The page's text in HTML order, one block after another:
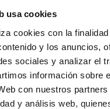
usa cookies
cookies con la
y los anuncios,
sociales y analizar el
información sobre
con nuestros partners
y análisis web,
del usuario
Sector Farmacéutico
del atributo ALT
por voz y cómo